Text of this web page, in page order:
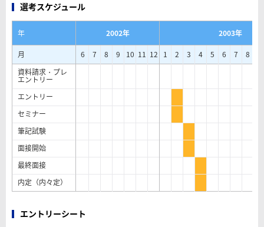
選考スケジュール
年 2002年
2003年
月
6 7 8 9 10 11 12 1 2 3 4 5 6 7 8
資料請求・プレ
エントリー
エントリー
セミナー
筆記試験
面接開始
最終面接
内定（内々定）
エントリーシート